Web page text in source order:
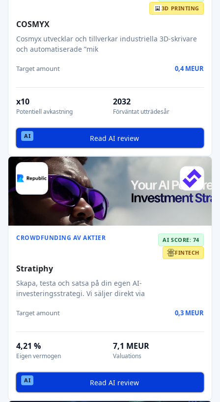
3D PRINTING
COSMYX
Cosmyx utvecklar och tillverkar industriella 3D-skrivare
och automatiserade ”mik
Target amount 0,4 MEUR
x10
Potentiell avkastning
2032
Förväntat utträdesår
Read AI review
CROWDFUNDING AV AKTIER
AI SCORE: 74
FINTECH
Stratiphy
Skapa, testa och satsa på din egen AI-
investeringsstrategi. Vi säljer direkt via
Target amount 0,3 MEUR
4,21 %
Eigen vermogen
7,1 MEUR
Valuations
Read AI review